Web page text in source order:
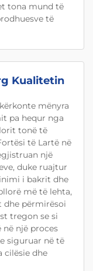
tona mund të
të
Kualitetin
mënyra
pa hequr nga
tonë të
të Lartë në
një
duke ruajtur
i bakrit dhe
më të lehta,
dhe përmirësoi
tregon se si
një proces
siguruar në të
cilësie dhe